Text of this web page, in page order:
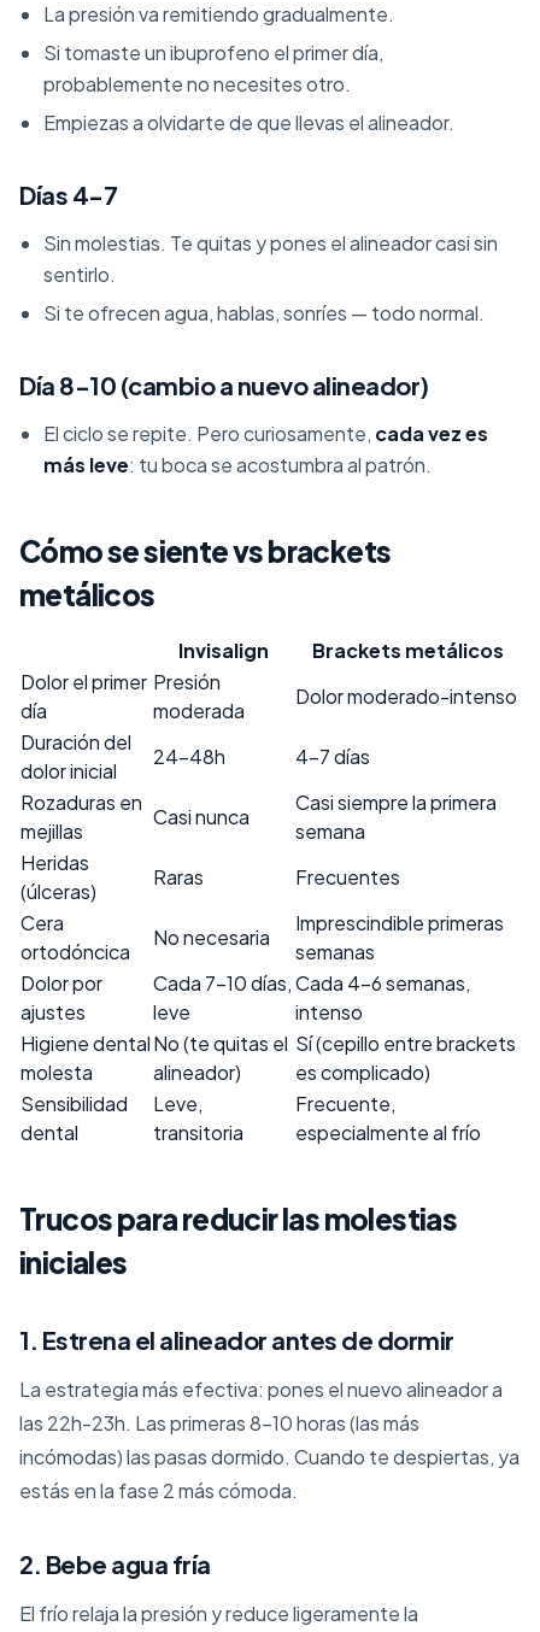
La presión va remitiendo gradualmente.
Si tomaste un ibuprofeno el primer día,
probablemente no necesites otro.
Empiezas a olvidarte de que llevas el alineador.
Días 4-7
Sin molestias. Te quitas y pones el alineador casi sin
sentirlo.
Si te ofrecen agua, hablas, sonríes — todo normal.
Día 8-10 (cambio a nuevo alineador)
El ciclo se repite. Pero curiosamente, cada vez es
más leve: tu boca se acostumbra al patrón.
Cómo se siente vs brackets
metálicos
Invisalign
Brackets metálicos
Dolor el primer
día
Presión
moderada
Dolor moderado-intenso
Duración del
dolor inicial
24-48h
4-7 días
Rozaduras en
mejillas
Casi nunca
Casi siempre la primera
semana
Heridas
(úlceras)
Raras
Frecuentes
Cera
ortodóncica
No necesaria
Imprescindible primeras
semanas
Dolor por
ajustes
Cada 7-10 días,
leve
Cada 4-6 semanas,
intenso
Higiene dental
molesta
No (te quitas el
alineador)
Sí (cepillo entre brackets
es complicado)
Sensibilidad
dental
Leve,
transitoria
Frecuente,
especialmente al frío
Trucos para reducir las molestias
iniciales
1. Estrena el alineador antes de dormir
La estrategia más efectiva: pones el nuevo alineador a
las 22h-23h. Las primeras 8-10 horas (las más
incómodas) las pasas dormido. Cuando te despiertas, ya
estás en la fase 2 más cómoda.
2. Bebe agua fría
El frío relaja la presión y reduce ligeramente la